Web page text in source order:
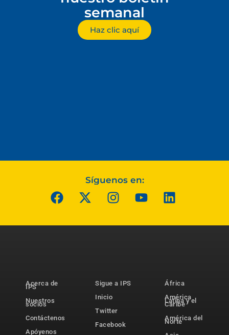
semanal
Haz clic aquí
Síguenos en:
Acerca de
IPS
Nuestros
socios
Contáctenos
Apóyenos
Sigue a IPS
Inicio
Twitter
Facebook
África
América
Latina y el
Caribe
América del
Norte